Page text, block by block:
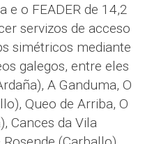
e o FEADER de 14,2
servizos de acceso
simétricos mediante
galegos, entre eles
A Ganduma, O
Queo de Arriba, O
Cances da Vila